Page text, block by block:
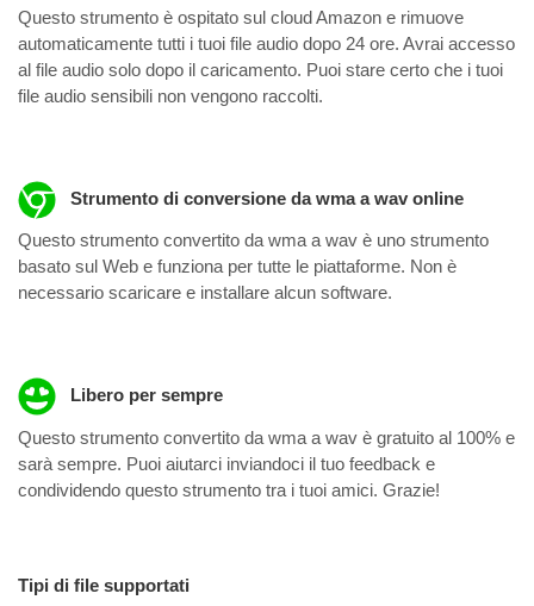
Questo strumento è ospitato sul cloud Amazon e rimuove
automaticamente tutti i tuoi file audio dopo 24 ore. Avrai accesso
al file audio solo dopo il caricamento. Puoi stare certo che i tuoi
file audio sensibili non vengono raccolti.
Strumento di conversione da wma a wav online
Questo strumento convertito da wma a wav è uno strumento
basato sul Web e funziona per tutte le piattaforme. Non è
necessario scaricare e installare alcun software.
Libero per sempre
Questo strumento convertito da wma a wav è gratuito al 100% e
sarà sempre. Puoi aiutarci inviandoci il tuo feedback e
condividendo questo strumento tra i tuoi amici. Grazie!
Tipi di file supportati